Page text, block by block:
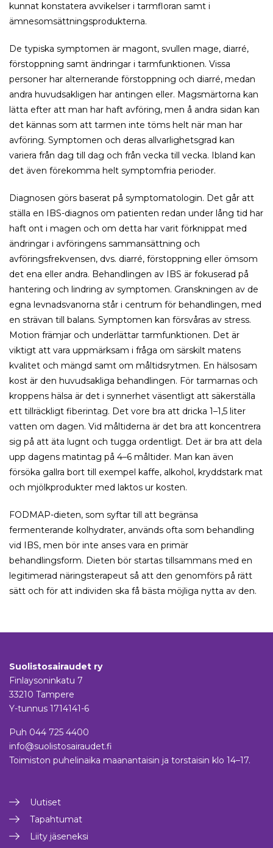
kunnat konstatera avvikelser i tarmfloran samt i
ämnesomsättningsprodukterna.
De typiska symptomen är magont, svullen mage, diarré,
förstoppning samt ändringar i tarmfunktionen. Vissa
personer har alternerande förstoppning och diarré, medan
andra huvudsakligen har antingen eller. Magsmärtorna kan
lätta efter att man har haft avföring, men å andra sidan kan
det kännas som att tarmen inte töms helt när man har
avföring. Symptomen och deras allvarlighetsgrad kan
variera från dag till dag och från vecka till vecka. Ibland kan
det även förekomma helt symptomfria perioder.
Diagnosen görs baserat på symptomatologin. Det går att
ställa en IBS-diagnos om patienten redan under lång tid har
haft ont i magen och om detta har varit förknippat med
ändringar i avföringens sammansättning och
avföringsfrekvensen, dvs. diarré, förstoppning eller ömsom
det ena eller andra. Behandlingen av IBS är fokuserad på
hantering och lindring av symptomen. Granskningen av de
egna levnadsvanorna står i centrum för behandlingen, med
en strävan till balans. Symptomen kan försvåras av stress.
Motion främjar och underlättar tarmfunktionen. Det är
viktigt att vara uppmärksam i fråga om särskilt matens
kvalitet och mängd samt om måltidsrytmen. En hälsosam
kost är den huvudsakliga behandlingen. För tarmarnas och
kroppens hälsa är det i synnerhet väsentligt att säkerställa
ett tillräckligt fiberintag. Det vore bra att dricka 1–1,5 liter
vatten om dagen. Vid måltiderna är det bra att koncentrera
sig på att äta lugnt och tugga ordentligt. Det är bra att dela
upp dagens matintag på 4–6 måltider. Man kan även
försöka gallra bort till exempel kaffe, alkohol, kryddstark mat
och mjölkprodukter med laktos ur kosten.
FODMAP-dieten, som syftar till att begränsa
fermenterande kolhydrater, används ofta som behandling
vid IBS, men bör inte anses vara en primär
behandlingsform. Dieten bör startas tillsammans med en
legitimerad näringsterapeut så att den genomförs på rätt
sätt och för att individen ska få bästa möjliga nytta av den.
Suolistosairaudet ry
Finlaysoninkatu 7
33210 Tampere
Y-tunnus 1714141-6
Puh 044 725 4400
info@suolistosairaudet.fi
Toimiston puhelinaika maanantaisin ja torstaisin klo 14–17.
Uutiset
Tapahtumat
Liity jäseneksi